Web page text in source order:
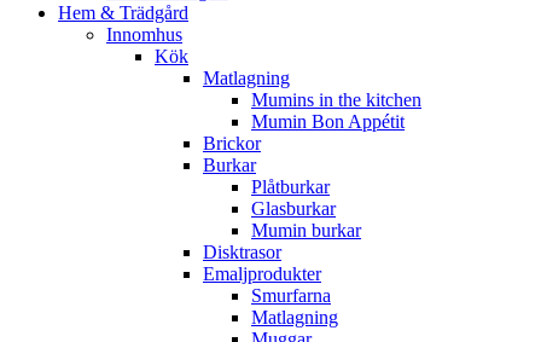
Hem & Trädgård
Innomhus
Kök
Matlagning
Mumins in the kitchen
Mumin Bon Appétit
Brickor
Burkar
Plåtburkar
Glasburkar
Mumin burkar
Disktrasor
Emaljprodukter
Smurfarna
Matlagning